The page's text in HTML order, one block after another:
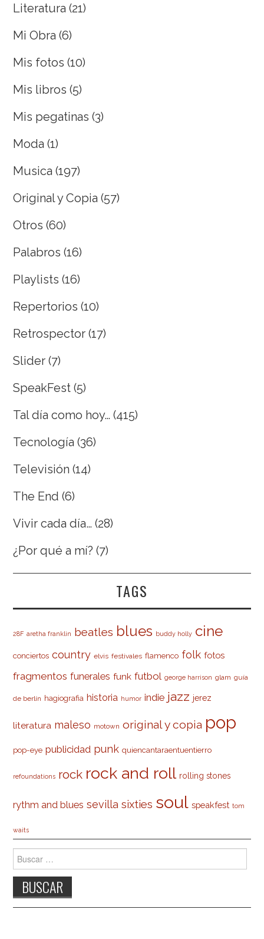
Literatura (21)
Mi Obra (6)
Mis fotos (10)
Mis libros (5)
Mis pegatinas (3)
Moda (1)
Musica (197)
Original y Copia (57)
Otros (60)
Palabros (16)
Playlists (16)
Repertorios (10)
Retrospector (17)
Slider (7)
SpeakFest (5)
Tal día como hoy… (415)
Tecnología (36)
Televisión (14)
The End (6)
Vivir cada día… (28)
¿Por qué a mí? (7)
TAGS
28F aretha franklin beatles blues buddy holly cine
conciertos country elvis festivales flamenco folk fotos
fragmentos funerales funk futbol george harrison glam guía
de berlín hagiografia historia humor indie jazz jerez
literatura maleso motown original y copia pop
pop-eye publicidad punk quiencantaraentuentierro
refoundations rock rock and roll rolling stones
rythm and blues sevilla sixties soul speakfest tom
waits
Buscar: